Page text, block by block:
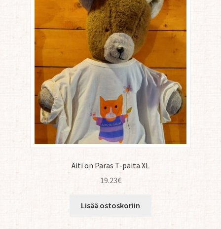
Äiti on Paras T-paita XL
19.23€
Lisää ostoskoriin